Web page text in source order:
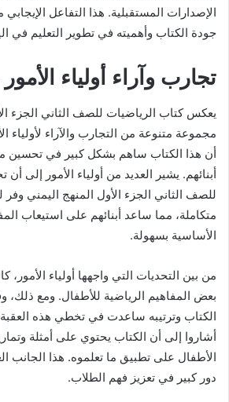
الإصدارات المستقبلية. هذا التفاعل
جودة الكتاب وأهميته في تطوير التعليم في
تجارب وآراء أولياء
يعكس كتاب الرياضيات للصف الثاني الجزء
مجموعة متنوعة من التجارب والآراء لأولياء
أن هذا الكتاب ساهم بشكل كبير في تحسين
أبنائهم. يشير العديد من أولياء الأمور إلى
للصف الثاني الجزء الأول المنهج اليمني وفر
متكاملة، مما ساعد أبنائهم على استيعاب
الأساسية بسهولة.
من بين التحديات التي واجهها أولياء
بعض المفاهيم الرياضية للأطفال. ومع ذلك،
الكتاب وترتيبه ساعدت في تخطي هذه العقبة.
أشاروا إلى أن الكتاب يحتوي على أمثلة
الأطفال على تطبيق ما تعلموه. هذا الجانب
دور كبير في تعزيز فهم الطلاب.